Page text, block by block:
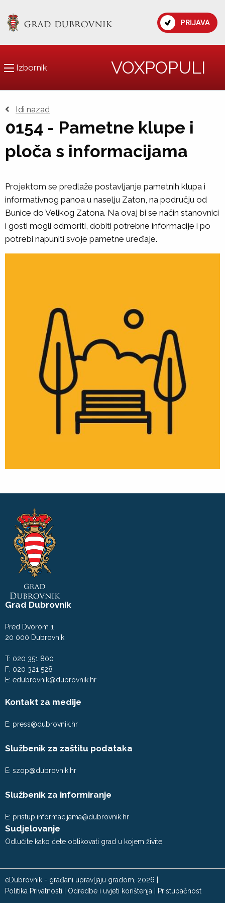
PRIJAVA
Izbornik VOXPOPULI
Idi nazad
0154 - Pametne klupe i
ploča s informacijama
Projektom se predlaže postavljanje pametnih klupa i
informativnog panoa u naselju Zaton, na području od
Bunice do Velikog Zatona. Na ovaj bi se način stanovnici
i gosti mogli odmoriti, dobiti potrebne informacije i po
potrebi napuniti svoje pametne uređaje.
Grad Dubrovnik
Pred Dvorom 1
20 000 Dubrovnik
T: 020 351 800
F: 020 321 528
E: edubrovnik@dubrovnik.hr
Kontakt za medije
E: press@dubrovnik.hr
Službenik za zaštitu podataka
E: szop@dubrovnik.hr
Službenik za informiranje
E: pristup.informacijama@dubrovnik.hr
Sudjelovanje
Odlučite kako ćete oblikovati grad u kojem živite.
eDubrovnik - građani upravljaju gradom, 2026 |
Politika Privatnosti
Odredbe i uvjeti korištenja Pristupačnost